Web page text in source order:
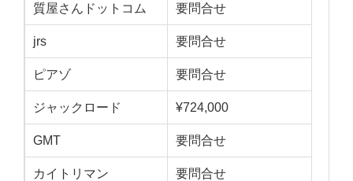
質屋さんドットコム 要問合せ
jrs 要問合せ
ピアゾ 要問合せ
ジャックロード ¥724,000
GMT 要問合せ
カイトリマン 要問合せ